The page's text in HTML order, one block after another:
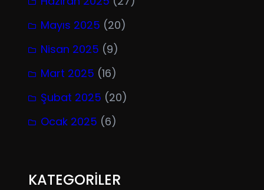
Mayıs 2025 (20)
Nisan 2025 (9)
Mart 2025 (16)
Şubat 2025 (20)
Ocak 2025 (6)
KATEGORİLER